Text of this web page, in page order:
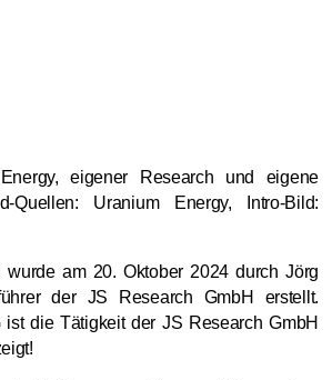
eigener Research und eigene
Quellen: Uranium Energy, Intro-Bild:
wurde am 20. Oktober 2024 durch Jörg
der JS Research GmbH erstellt.
die Tätigkeit der JS Research GmbH